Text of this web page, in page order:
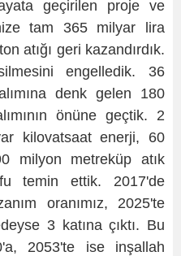
geçirilen proje ve
tam 365 milyar lira
atığı geri kazandırdık.
engelledik. 36
denk gelen 180
önüne geçtik. 2
kilovatsaat enerji, 60
milyon metreküp atık
temin ettik. 2017'de
oranımız, 2025'te
3 katına çıktı. Bu
2053'te ise inşallah